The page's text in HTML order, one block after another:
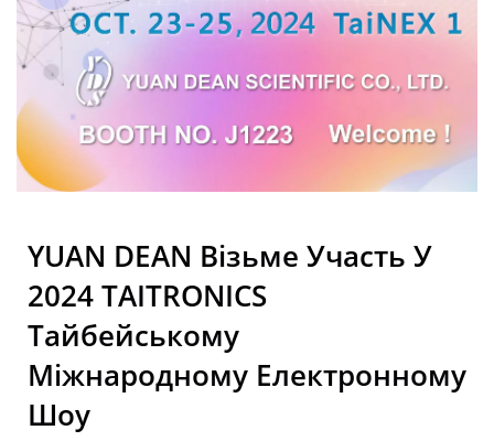
CO., LTD.
YUAN DEAN Візьме Участь У
2024 TAITRONICS
Тайбейському
Міжнародному Електронному
Шоу